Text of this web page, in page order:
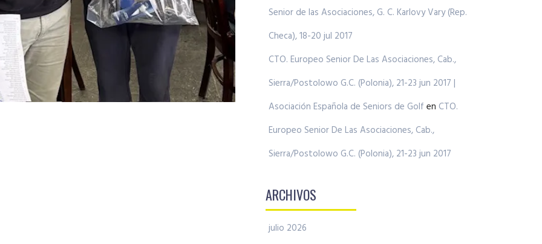
Senior de las Asociaciones, G. C. Karlovy Vary (Rep.
Checa), 18-20 jul 2017
CTO. Europeo Senior De Las Asociaciones, Cab.,
Sierra/Postolowo G.C. (Polonia), 21-23 jun 2017 |
Asociación Española de Seniors de Golf en CTO.
Europeo Senior De Las Asociaciones, Cab.,
Sierra/Postolowo G.C. (Polonia), 21-23 jun 2017
ARCHIVOS
julio 2026